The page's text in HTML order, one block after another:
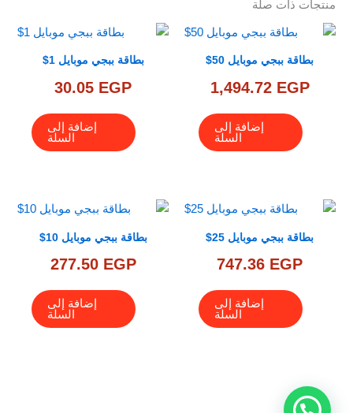
منتجات ذات صلة
بطاقة ببجي موبايل 50$
1,494.72 EGP
إضافة إلى
السلة
بطاقة ببجي موبايل 1$
30.05 EGP
إضافة إلى
السلة
بطاقة ببجي موبايل 25$
747.36 EGP
إضافة إلى
السلة
بطاقة ببجي موبايل 10$
277.50 EGP
إضافة إلى
السلة